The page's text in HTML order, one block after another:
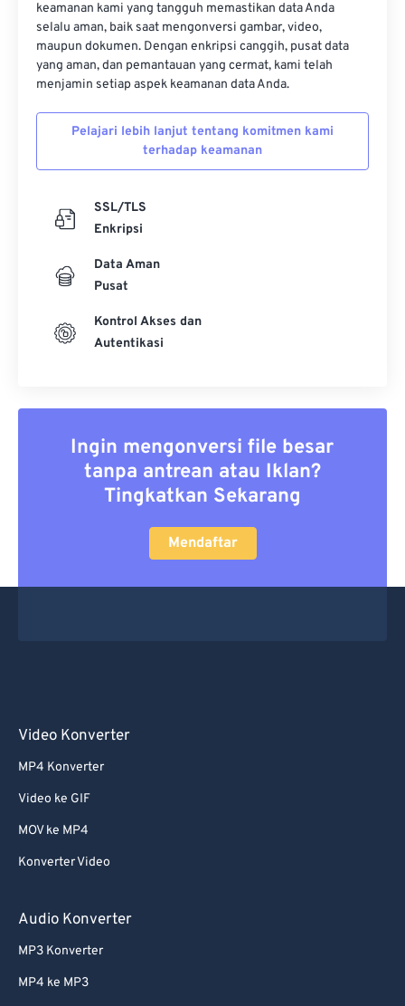
keamanan kami yang tangguh memastikan data Anda
selalu aman, baik saat mengonversi gambar, video,
maupun dokumen. Dengan enkripsi canggih, pusat data
yang aman, dan pemantauan yang cermat, kami telah
menjamin setiap aspek keamanan data Anda.
Pelajari lebih lanjut tentang komitmen kami
terhadap keamanan
SSL/TLS
Enkripsi
Data Aman
Pusat
Kontrol Akses dan
Autentikasi
Ingin mengonversi file besar
tanpa antrean atau Iklan?
Tingkatkan Sekarang
Mendaftar
Video Konverter
MP4 Konverter
Video ke GIF
MOV ke MP4
Konverter Video
Audio Konverter
MP3 Konverter
MP4 ke MP3